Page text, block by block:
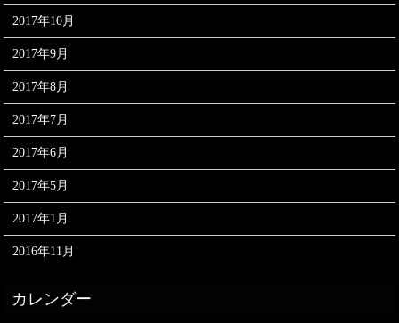
2017年10月
2017年9月
2017年8月
2017年7月
2017年6月
2017年5月
2017年1月
2016年11月